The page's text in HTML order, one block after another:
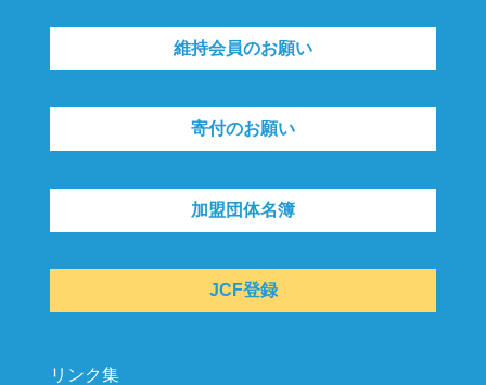
維持会員のお願い
寄付のお願い
加盟団体名簿
JCF登録
リンク集